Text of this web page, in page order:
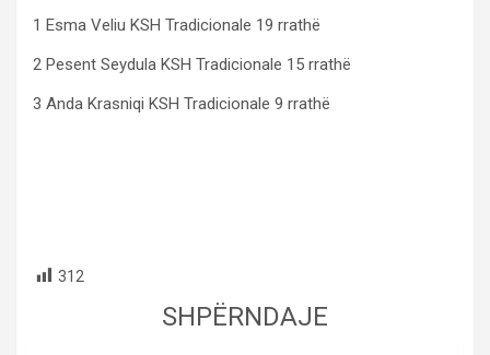
1 Esma Veliu KSH Tradicionale 19 rrathë
2 Pesent Seydula KSH Tradicionale 15 rrathë
3 Anda Krasniqi KSH Tradicionale 9 rrathë
312
SHPËRNDAJE